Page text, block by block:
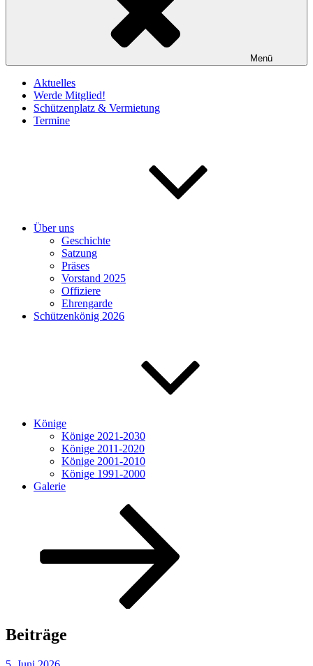
Menü
Aktuelles
Werde Mitglied!
Schützenplatz & Vermietung
Termine
Über uns
Geschichte
Satzung
Präses
Vorstand 2025
Offiziere
Ehrengarde
Schützenkönig 2026
Könige
Könige 2021-2030
Könige 2011-2020
Könige 2001-2010
Könige 1991-2000
Galerie
Beiträge
Veröffentlicht